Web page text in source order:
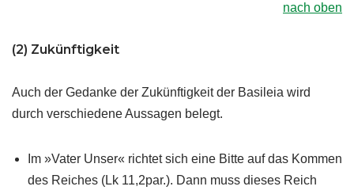
nach oben
(2) Zukünftigkeit
Auch der Gedanke der Zukünftigkeit der Basileia wird
durch verschiedene Aussagen belegt.
Im »Vater Unser« richtet sich eine Bitte auf das Kommen
des Reiches (Lk 11,2par.). Dann muss dieses Reich